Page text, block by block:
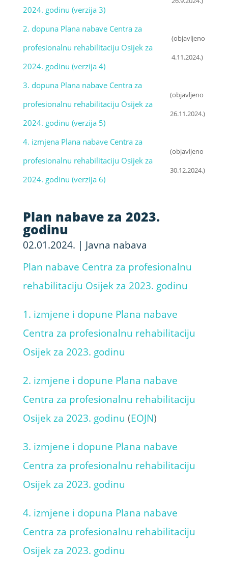
2024. godinu (verzija 3)
2. dopuna Plana nabave Centra za
profesionalnu rehabilitaciju Osijek za
2024. godinu (verzija 4)
(objavljeno
4.11.2024.)
3. dopuna Plana nabave Centra za
profesionalnu rehabilitaciju Osijek za
2024. godinu (verzija 5)
(objavljeno
26.11.2024.)
4. izmjena Plana nabave Centra za
profesionalnu rehabilitaciju Osijek za
2024. godinu (verzija 6)
(objavljeno
30.12.2024.)
Plan nabave za 2023.
godinu
02.01.2024. | Javna nabava
Plan nabave Centra za profesionalnu
rehabilitaciju Osijek za 2023. godinu
1. izmjene i dopune Plana nabave
Centra za profesionalnu rehabilitaciju
Osijek za 2023. godinu
2. izmjene i dopune Plana nabave
Centra za profesionalnu rehabilitaciju
Osijek za 2023. godinu (EOJN)
3. izmjene i dopune Plana nabave
Centra za profesionalnu rehabilitaciju
Osijek za 2023. godinu
4. izmjene i dopuna Plana nabave
Centra za profesionalnu rehabilitaciju
Osijek za 2023. godinu